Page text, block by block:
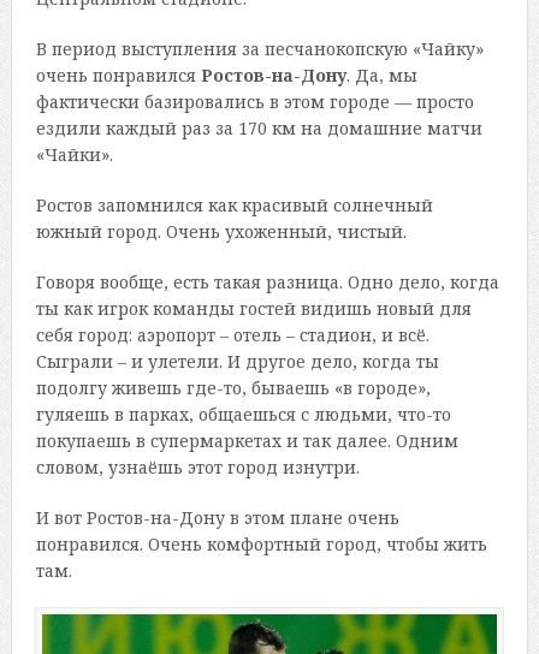
В период выступления за песчанокопскую «Чайку»
очень понравился Ростов-на-Дону. Да, мы
фактически базировались в этом городе — просто
ездили каждый раз за 170 км на домашние матчи
«Чайки».
Ростов запомнился как красивый солнечный
южный город. Очень ухоженный, чистый.
Говоря вообще, есть такая разница. Одно дело, когда
ты как игрок команды гостей видишь новый для
себя город: аэропорт – отель – стадион, и всё.
Сыграли – и улетели. И другое дело, когда ты
подолгу живешь где-то, бываешь «в городе»,
гуляешь в парках, общаешься с людьми, что-то
покупаешь в супермаркетах и так далее. Одним
словом, узнаёшь этот город изнутри.
И вот Ростов-на-Дону в этом плане очень
понравился. Очень комфортный город, чтобы жить
там.